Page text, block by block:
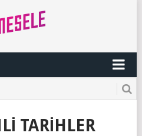
TARIHLER